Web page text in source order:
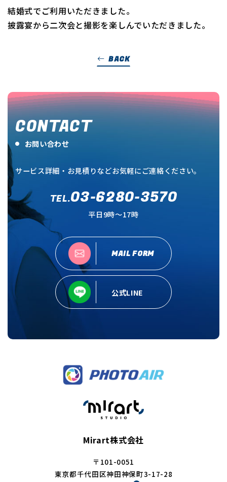
結婚式でご利用いただきました。
披露宴から二次会と撮影を楽しんでいただきました。
BACK
CONTACT
お問い合わせ
サービス詳細・お見積りなどお気軽にご連絡ください。
TEL.03-6280-3570
平日9時～17時
MAIL FORM
公式LINE
Mirart株式会社
〒101-0051
東京都千代田区神田神保町3-17-28